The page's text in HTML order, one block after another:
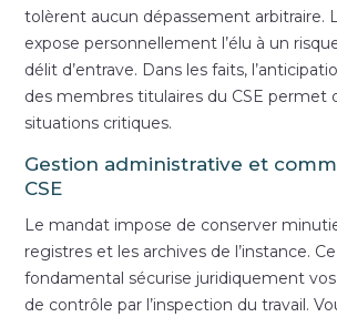
tolèrent aucun dépassement arbitraire.
expose personnellement l’élu à un
délit d’entrave. Dans les faits,
des membres titulaires du CSE permet
situations critiques.
Gestion administrative et
CSE
Le mandat impose de conserver
registres et les archives de l’instance.
fondamental sécurise juridiquement
de contrôle par l’inspection du travail.